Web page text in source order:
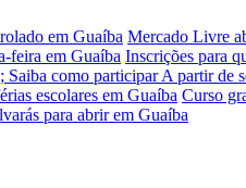
em Guaíba Mercado Livre
feira em Guaíba Inscrições para
Saiba como participarA partir de
escolares em Guaíba Curso
para abrir em Guaíba